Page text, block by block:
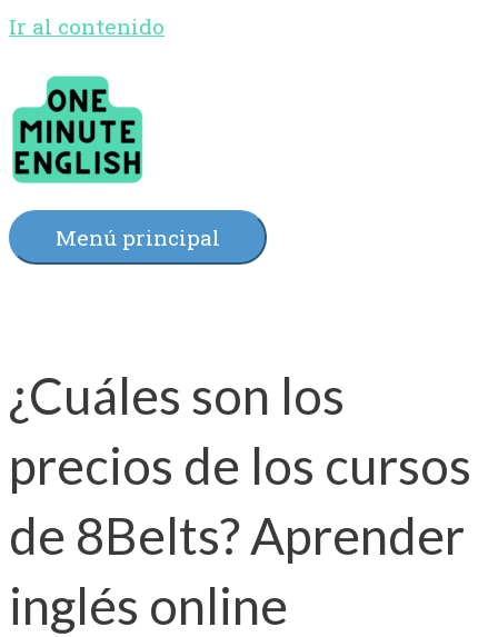
Ir al contenido
Menú principal
¿Cuáles son los
precios de los cursos
de 8Belts? Aprender
inglés online